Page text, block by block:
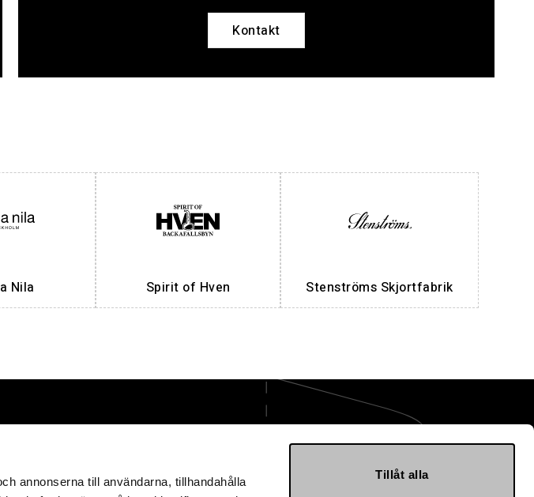
annonserna till användarna, tillhandahålla
Tillåt alla
Kontakt
Nila Spirit of Hven Stenströms Skjortfabrik